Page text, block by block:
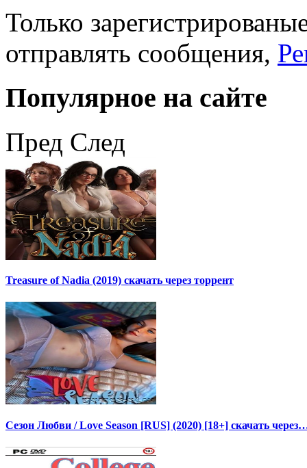
Только
отправлять сообщения,
Популярное на сайте
Пред След
Treasure of Nadia (2019) скачать через торрент
Сезон Любви / Love Season [RUS] (2020) [18+] скачать